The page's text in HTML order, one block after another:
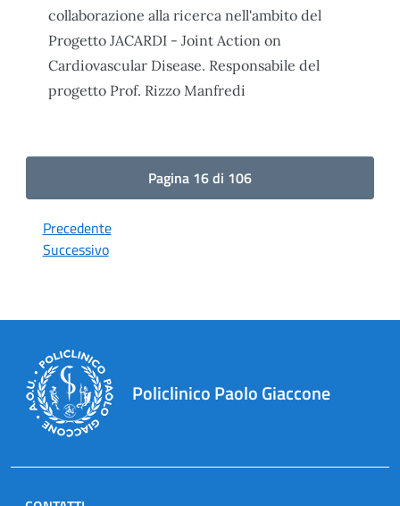
collaborazione alla ricerca nell'ambito del
Progetto JACARDI - Joint Action on
Cardiovascular Disease. Responsabile del
progetto Prof. Rizzo Manfredi
Pagina 16 di 106
Precedente
Successivo
Policlinico Paolo Giaccone